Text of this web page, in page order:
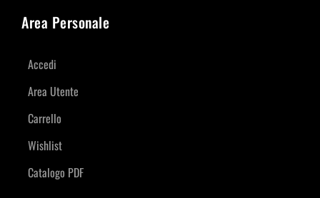
Area Personale
Accedi
Area Utente
Carrello
Wishlist
Catalogo PDF